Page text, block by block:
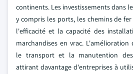
continents. Les investissements dans
y compris les ports, les chemins de
l'efficacité et la capacité des
marchandises en vrac.
le transport et la manutention des
attirant davantage d'entreprises à